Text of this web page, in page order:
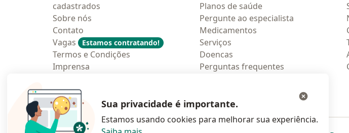
cadastrados
Sobre nós
Contato
Vagas
Estamos contratando!
Termos e Condições
Imprensa
Planos de saúde
Pergunte ao especialista
Medicamentos
Serviços
Doencas
Perguntas frequentes
Sua privacidade é importante.
Estamos usando cookies para melhorar sua experiência.